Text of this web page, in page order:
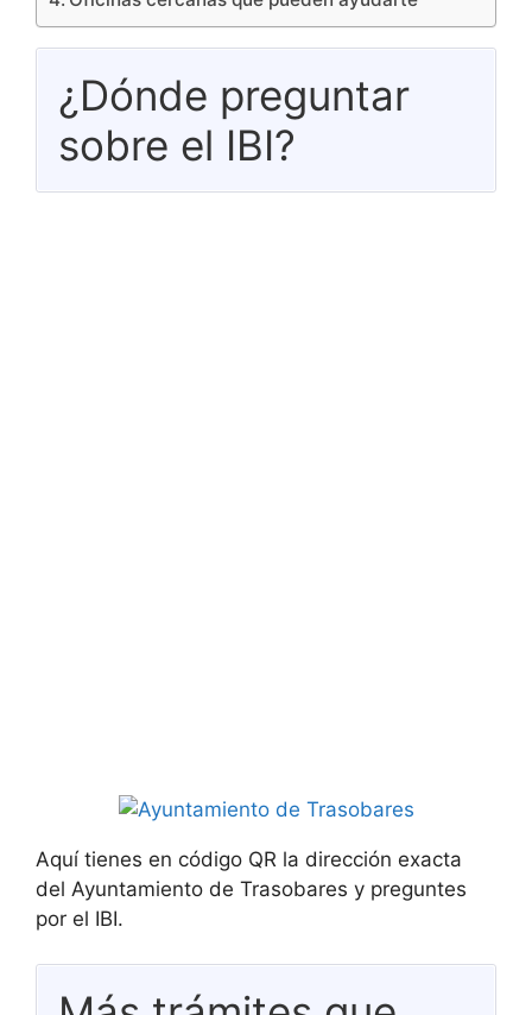
¿Dónde preguntar
sobre el IBI?
Aquí tienes en código QR la dirección exacta
del Ayuntamiento de Trasobares y preguntes
por el IBI.